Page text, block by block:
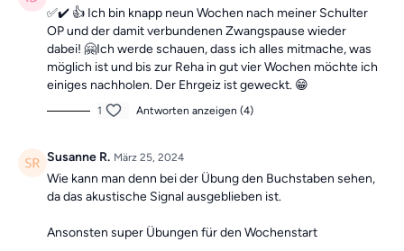
Mach dir keine Sorgen, falls du mal einen Tag verpasst, denn die
Übungseinheiten sind unabhängig voneinander. In der
Kategorie“Vergangene Trainings des Tages”findest du
jederzeitalle vergangen Einheiten.
✅✔️ 👍 Ich bin knapp neun Wochen nach meiner Schulter
OP und der damit verbundenen Zwangspause wieder
dabei! 🤗Ich werde schauen, dass ich alles mitmache, was
möglich ist und bis zur Reha in gut vier Wochen möchte ich
einiges nachholen. Der Ehrgeiz ist geweckt. 😁
1 Antworten anzeigen (4)
Susanne R. März 25, 2024
Wie kann man denn bei der Übung den Buchstaben sehen,
da das akustische Signal ausgeblieben ist.
Ansonsten super Übungen für den Wochenstart